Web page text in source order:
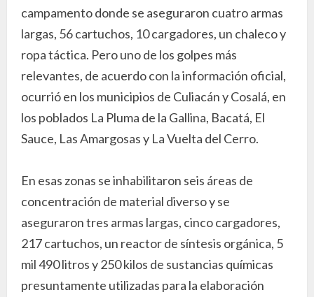
campamento donde se aseguraron cuatro armas
largas, 56 cartuchos, 10 cargadores, un chaleco y
ropa táctica. Pero uno de los golpes más
relevantes, de acuerdo con la información oficial,
ocurrió en los municipios de Culiacán y Cosalá, en
los poblados La Pluma de la Gallina, Bacatá, El
Sauce, Las Amargosas y La Vuelta del Cerro.
En esas zonas se inhabilitaron seis áreas de
concentración de material diverso y se
aseguraron tres armas largas, cinco cargadores,
217 cartuchos, un reactor de síntesis orgánica, 5
mil 490 litros y 250 kilos de sustancias químicas
presuntamente utilizadas para la elaboración